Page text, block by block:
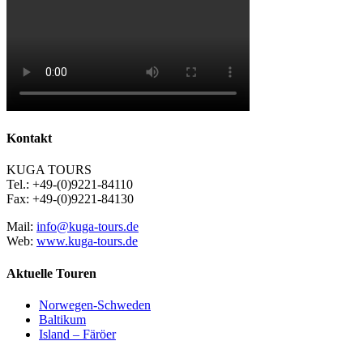
Kontakt
KUGA TOURS
Tel.: +49-(0)9221-84110
Fax: +49-(0)9221-84130
Mail: info@kuga-tours.de
Web: www.kuga-tours.de
Aktuelle Touren
Norwegen-Schweden
Baltikum
Island – Färöer